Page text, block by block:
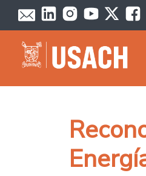
Passar para o conteúdo principal